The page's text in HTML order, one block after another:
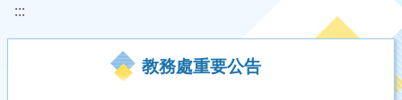
:::
教務處重要公告